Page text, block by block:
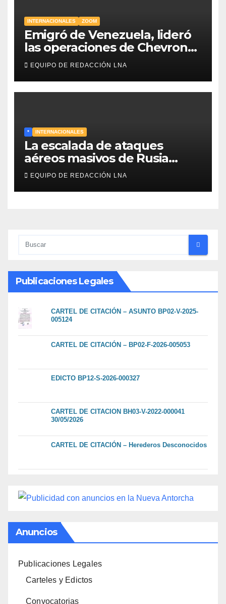
INTERNACIONALES ZOOM
Emigró de Venezuela, lideró
las operaciones de Chevron
en EE.UU. y hoy es la única
mujer CEO en Vaca Muerta
EQUIPO DE REDACCIÓN LNA
* INTERNACIONALES
La escalada de ataques
aéreos masivos de Rusia
sobre Kiev y centros
energéticos eleva la tensión
en el conflicto ucraniano
EQUIPO DE REDACCIÓN LNA
Publicaciones Legales
CARTEL DE CITACIÓN – ASUNTO BP02-V-2025-
005124
CARTEL DE CITACIÓN – BP02-F-2026-005053
EDICTO BP12-S-2026-000327
CARTEL DE CITACION BH03-V-2022-000041
30/05/2026
CARTEL DE CITACIÓN – Herederos Desconocidos
Anuncios
Publicaciones Legales
Carteles y Edictos
Convocatorias